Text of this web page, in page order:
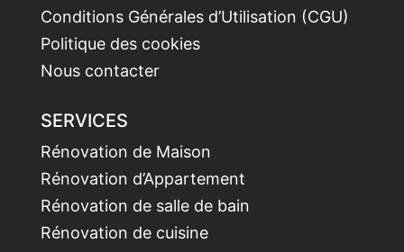
Conditions Générales d’Utilisation (CGU)
Politique des cookies
Nous contacter
SERVICES
Rénovation de Maison
Rénovation d’Appartement
Rénovation de salle de bain
Rénovation de cuisine